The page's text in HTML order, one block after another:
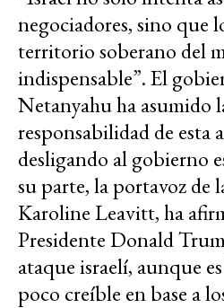
negociadores, sino que
territorio soberano del
indispensable”. El
Netanyahu ha asumido
responsabilidad de esta
desligando al gobierno
su parte, la portavoz de
Karoline Leavitt, ha
Presidente Donald
ataque israelí, aunque
poco creíble en base a